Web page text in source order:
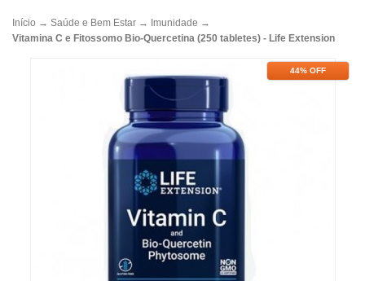
Início → Saúde e Bem Estar → Imunidade →
Vitamina C e Fitossomo Bio-Quercetina (250 tabletes) - Life Extension
44% OFF